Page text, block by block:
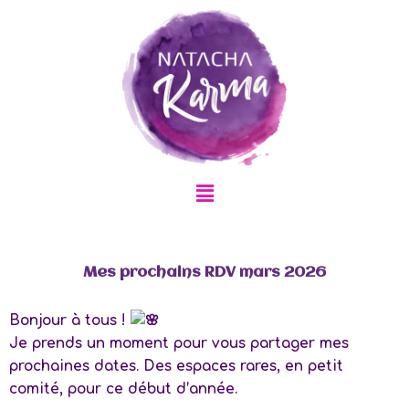
Menu
Mes prochains RDV mars 2026
Bonjour à tous !
Je prends un moment pour vous partager mes
prochaines dates. Des espaces rares, en petit
comité, pour ce début d’année.